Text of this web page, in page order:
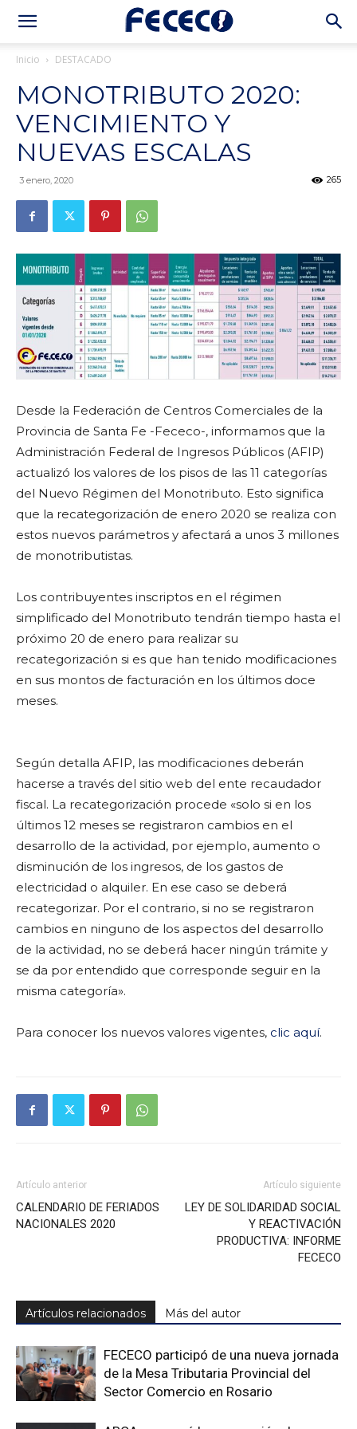
Inicio DESTACADO
MONOTRIBUTO 2020:
VENCIMIENTO Y
NUEVAS ESCALAS
3 enero, 2020 265
Desde la Federación de Centros Comerciales de la
Provincia de Santa Fe -Fececo-, informamos que la
Administración Federal de Ingresos Públicos (AFIP)
actualizó los valores de los pisos de las 11 categorías
del Nuevo Régimen del Monotributo. Esto significa
que la recategorización de enero 2020 se realiza con
estos nuevos parámetros y afectará a unos 3 millones
de monotributistas.
Los contribuyentes inscriptos en el régimen
simplificado del Monotributo tendrán tiempo hasta el
próximo 20 de enero para realizar su
recategorización si es que han tenido modificaciones
en sus montos de facturación en los últimos doce
meses.
Según detalla AFIP, las modificaciones deberán
hacerse a través del sitio web del ente recaudador
fiscal. La recategorización procede «solo si en los
últimos 12 meses se registraron cambios en el
desarrollo de la actividad, por ejemplo, aumento o
disminución de los ingresos, de los gastos de
electricidad o alquiler. En ese caso se deberá
recategorizar. Por el contrario, si no se registraron
cambios en ninguno de los aspectos del desarrollo
de la actividad, no se deberá hacer ningún trámite y
se da por entendido que corresponde seguir en la
misma categoría».
Para conocer los nuevos valores vigentes, clic aquí.
Artículo anterior
CALENDARIO DE FERIADOS
NACIONALES 2020
Artículo siguiente
LEY DE SOLIDARIDAD SOCIAL
Y REACTIVACIÓN
PRODUCTIVA: INFORME
FECECO
Artículos relacionados Más del autor
FECECO participó de una nueva jornada
de la Mesa Tributaria Provincial del
Sector Comercio en Rosario